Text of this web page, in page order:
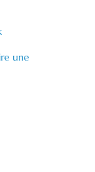
une